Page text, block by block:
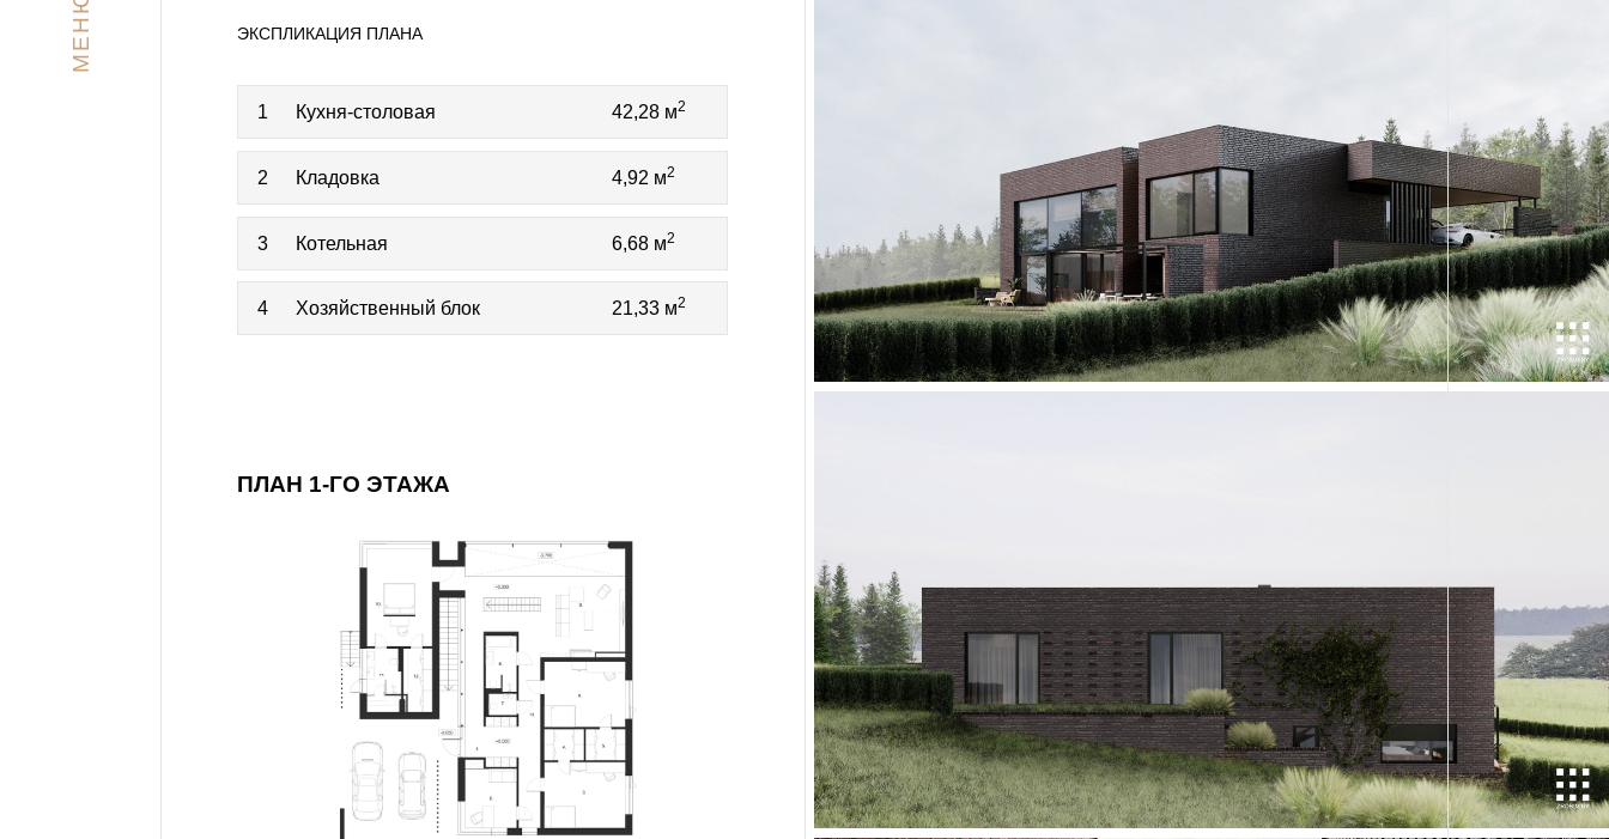
МЕНЮ ЭКСПЛИКАЦИЯ ПЛАНА
1 Кухня-столовая 42,28 м2
2 Кладовка 4,92 м2
3 Котельная 6,68 м2
4 Хозяйственный блок 21,33 м2
ПЛАН 1-ГО ЭТАЖА